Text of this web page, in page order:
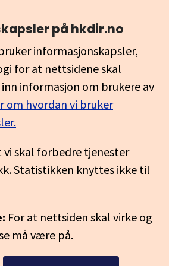
på hkdir.no
informasjonskapsler,
for at nettsidene skal
informasjon om brukere av
om hvordan vi bruker
vi skal forbedre tjenester
Statistikken knyttes ikke til
For at nettsiden skal virke og
må være på.